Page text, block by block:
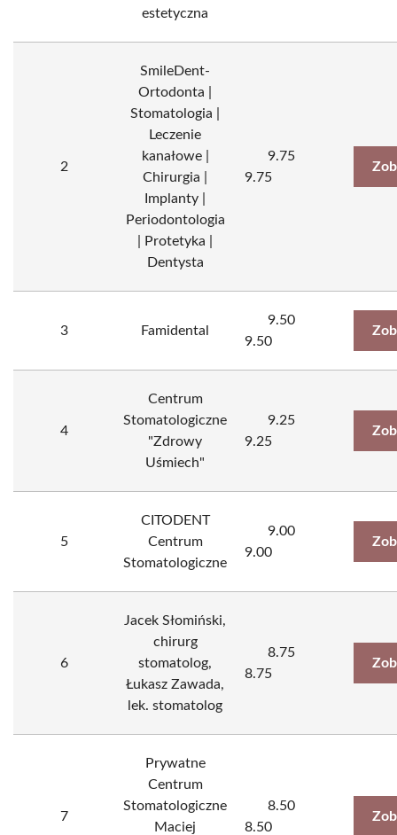
estetyczna
2
SmileDent-
Ortodonta |
Stomatologia |
Leczenie
kanałowe |
Chirurgia |
Implanty |
Periodontologia
| Protetyka |
Dentysta
9.75
9.75
3 Famidental
9.50
9.50
4
Centrum
Stomatologiczne
"Zdrowy
Uśmiech"
9.25
9.25
5
CITODENT
Centrum
Stomatologiczne
9.00
9.00
6
Jacek Słomiński,
chirurg
stomatolog,
Łukasz Zawada,
lek. stomatolog
8.75
8.75
7
Prywatne
Centrum
Stomatologiczne
Maciej
8.50
8.50